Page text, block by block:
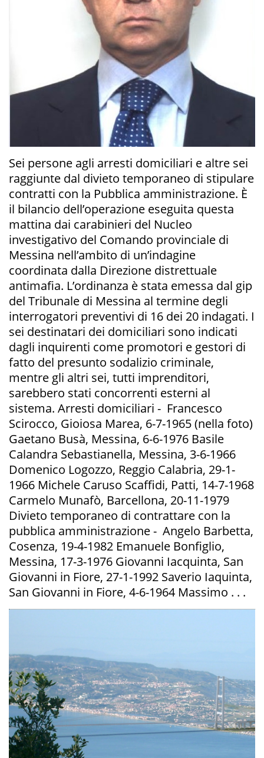
Sei persone agli arresti domiciliari e altre sei
raggiunte dal divieto temporaneo di stipulare
contratti con la Pubblica amministrazione. È
il bilancio dell’operazione eseguita questa
mattina dai carabinieri del Nucleo
investigativo del Comando provinciale di
Messina nell’ambito di un’indagine
coordinata dalla Direzione distrettuale
antimafia. L’ordinanza è stata emessa dal gip
del Tribunale di Messina al termine degli
interrogatori preventivi di 16 dei 20 indagati. I
sei destinatari dei domiciliari sono indicati
dagli inquirenti come promotori e gestori di
fatto del presunto sodalizio criminale,
mentre gli altri sei, tutti imprenditori,
sarebbero stati concorrenti esterni al
sistema. Arresti domiciliari - Francesco
Scirocco, Gioiosa Marea, 6-7-1965 (nella foto)
Gaetano Busà, Messina, 6-6-1976 Basile
Calandra Sebastianella, Messina, 3-6-1966
Domenico Logozzo, Reggio Calabria, 29-1-
1966 Michele Caruso Scaffidi, Patti, 14-7-1968
Carmelo Munafò, Barcellona, 20-11-1979
Divieto temporaneo di contrattare con la
pubblica amministrazione - Angelo Barbetta,
Cosenza, 19-4-1982 Emanuele Bonfiglio,
Messina, 17-3-1976 Giovanni Iacquinta, San
Giovanni in Fiore, 27-1-1992 Saverio Iaquinta,
San Giovanni in Fiore, 4-6-1964 Massimo . . .